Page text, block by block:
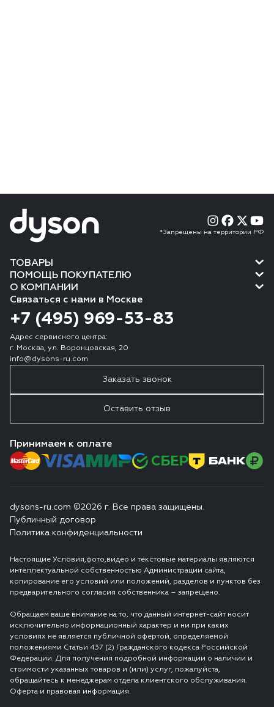
*Запрещены на территории РФ
ТОВАРЫ
ПОМОЩЬ ПОКУПАТЕЛЮ
О КОМПАНИИ
Связаться с нами в Москве
+7 (495) 969-53-83
Адрес сервисного центра:
г. Москва, ул. Воронцовская, 20
info@dysons-ru.com
Заказать звонок
Оставить отзыв
Принимаем к оплате
dysons-ru.com ©2026 г. Все права защищены.
Публичный договор
Политика конфиденциальности
Настоящие Условия,фото,видео и текстовые материалы являются
интеллектуальной собственностью Администрации сайта,
копирование его условий или положений, разделов и пунктов без
предварительного согласия собственника – запрещено.
Обращаем ваше внимание на то, что данный интернет-сайт носит
исключительно информационный характер и ни при каких
условиях не является публичной офертой, определяемой
положениями Статьи 437 (2) Гражданского кодекса Российской
Федерации. Для получения подробной информации о наличии и
стоимости указанных товаров и (или) услуг, пожалуйста,
обращайтесь к менеджерам отдела клиентского обслуживания.
Оферта и правовая информация.